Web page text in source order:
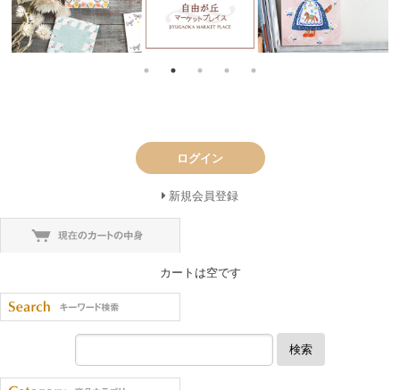
ログイン
新規会員登録
カートは空です
検索